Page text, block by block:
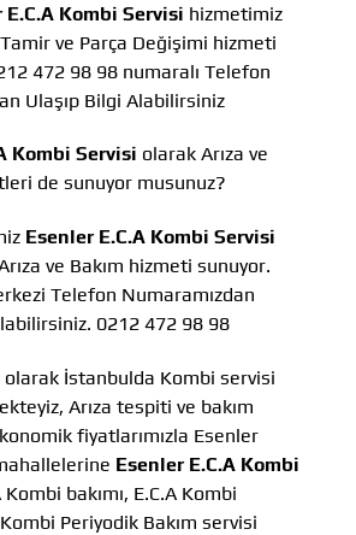
E.C.A Kombi Servisi hizmetimiz
ve Parça Değişimi hizmeti
472 98 98 numaralı Telefon
Ulaşıp Bilgi Alabilirsiniz
Kombi Servisi olarak Arıza ve
de sunuyor musunuz?
Esenler E.C.A Kombi Servisi
ve Bakım hizmeti sunuyor.
Telefon Numaramızdan
0212 472 98 98
olarak İstanbulda Kombi servisi
Arıza tespiti ve bakım
fiyatlarımızla Esenler
Esenler E.C.A Kombi
Kombi bakımı, E.C.A Kombi
Periyodik Bakım servisi